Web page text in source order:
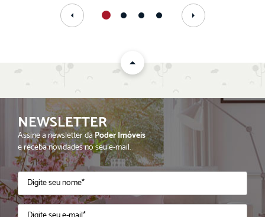
NEWSLETTER
Assine a newsletter daPoder Imóveis
e receba novidades no seu e-mail.